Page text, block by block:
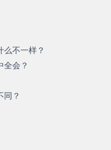
么不一样？
全会？
同？